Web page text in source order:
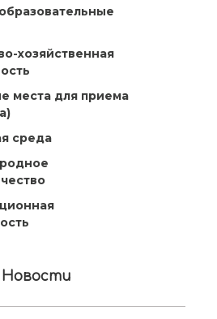
хозяйственная
места для приема
среда
Новости